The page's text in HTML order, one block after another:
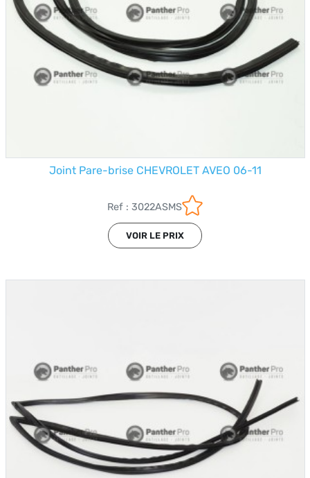
Joint Pare-brise CHEVROLET AVEO 06-11
Ref : 3022ASMS
VOIR LE PRIX